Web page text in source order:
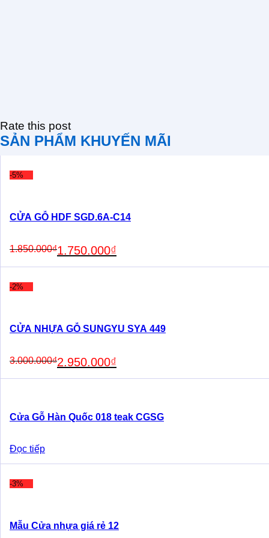
Rate this post
SẢN PHẨM KHUYẾN MÃI
-5%
CỬA GỖ HDF SGD.6A-C14
1.850.000₫
price
was:
1.750.000₫
price
is:
-2%
CỬA NHỰA GỖ SUNGYU SYA 449
3.000.000₫
price
was:
2.950.000₫
price
is:
Cửa Gỗ Hàn Quốc 018 teak CGSG
Đọc tiếp
-3%
Mẫu Cửa nhựa giá rẻ 12